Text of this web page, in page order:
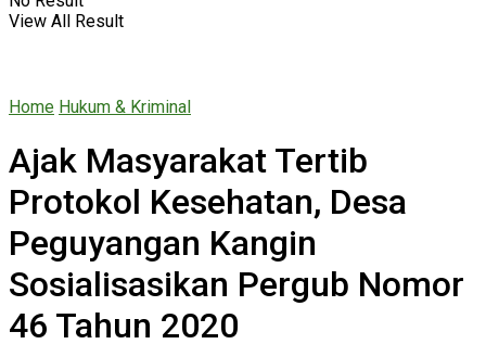
View All Result
Home Hukum & Kriminal
Ajak Masyarakat Tertib
Protokol Kesehatan, Desa
Peguyangan Kangin
Sosialisasikan Pergub Nomor
46 Tahun 2020